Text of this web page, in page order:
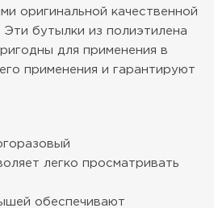
оригинальной качественной
бутылки из полиэтилена
для применения в
применения и гарантируют
легко просматривать
обеспечивают